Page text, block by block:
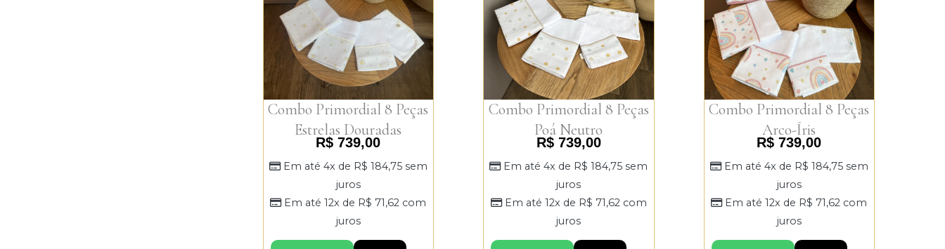
Combo Primordial 8 Peças
Estrelas Douradas
R$ 739,00
Em até 4x de R$ 184,75sem
juros
Em até 12x de R$ 71,62 com
juros
Combo Primordial 8 Peças
Poá Neutro
R$739,00
Em até 4x de R$ 184,75 sem
juros
Em até 12x de R$ 71,62com
juros
Combo Primordial 8 Peças
Arco-Íris
R$ 739,00
Em até 4x de R$ 184,75sem
juros
Em até 12x de R$ 71,62 com
juros